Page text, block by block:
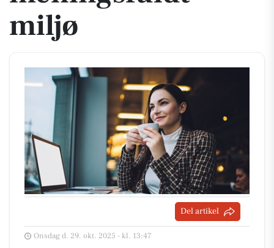
miljø
Del artikel
Onsdag d. 29. okt. 2025 - kl. 13:47